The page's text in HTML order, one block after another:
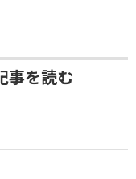
事を読む